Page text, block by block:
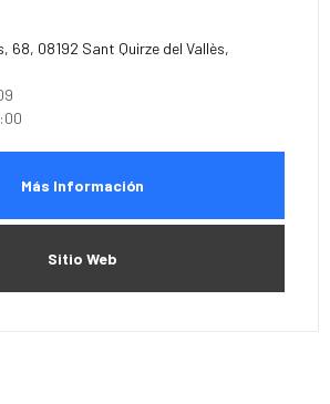
68, 08192 Sant Quirze del Vallès,
Más Información
Sitio Web